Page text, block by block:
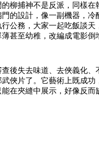
柳捕神不是反派，同樣
的設計，像一副機器，
公務，大家一起吃飯談
甚至幼稚，改編成電影倒
後失去味道、去俠義化
俠片了。它藝術上既成
在夾縫中展示，好像反